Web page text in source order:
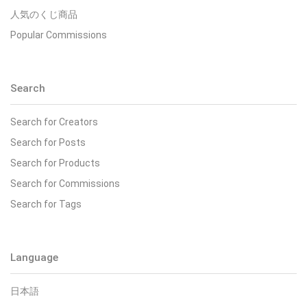
人気のくじ商品
Popular Commissions
Search
Search for Creators
Search for Posts
Search for Products
Search for Commissions
Search for Tags
Language
日本語